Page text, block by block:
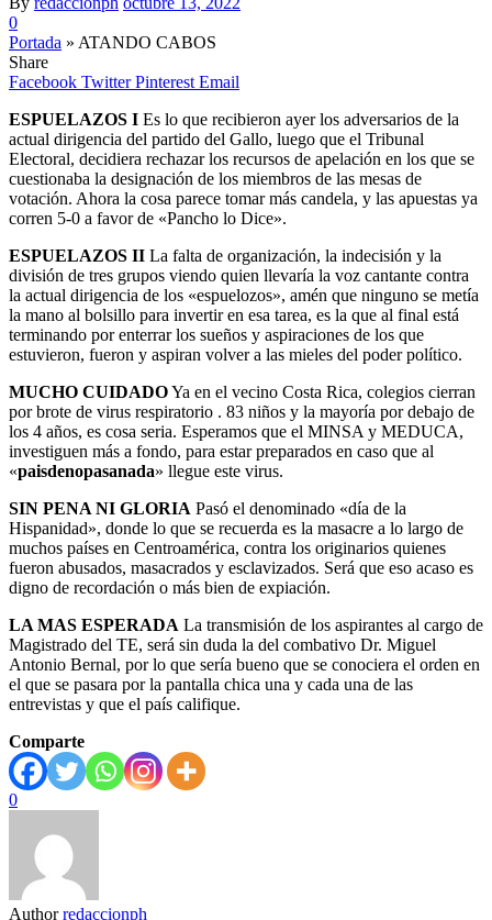
0
Portada » ATANDO CABOS
Share
Facebook Twitter Pinterest Email
ESPUELAZOS I Es lo que recibieron ayer los adversarios de la
actual dirigencia del partido del Gallo, luego que el Tribunal
Electoral, decidiera rechazar los recursos de apelación en los que se
cuestionaba la designación de los miembros de las mesas de
votación. Ahora la cosa parece tomar más candela, y las apuestas ya
corren 5-0 a favor de «Pancho lo Dice».
ESPUELAZOS II La falta de organización, la indecisión y la
división de tres grupos viendo quien llevaría la voz cantante contra
la actual dirigencia de los «espuelozos», amén que ninguno se metía
la mano al bolsillo para invertir en esa tarea, es la que al final está
terminando por enterrar los sueños y aspiraciones de los que
estuvieron, fueron y aspiran volver a las mieles del poder político.
MUCHO CUIDADOYa en el vecino Costa Rica, colegios cierran
por brote de virus respiratorio . 83 niños y la mayoría por debajo de
los 4 años, es cosa seria. Esperamos que el MINSA y MEDUCA,
investiguen más a fondo, para estar preparados en caso que al
«paisdenopasanada» llegue este virus.
SIN PENA NI GLORIA Pasó el denominado «día de la
Hispanidad», donde lo que se recuerda es la masacre a lo largo de
muchos países en Centroamérica, contra los originarios quienes
fueron abusados, masacrados y esclavizados. Será que eso acaso es
digno de recordación o más bien de expiación.
LA MAS ESPERADA La transmisión de los aspirantes al cargo de
Magistrado del TE, será sin duda la del combativo Dr. Miguel
Antonio Bernal, por lo que sería bueno que se conociera el orden en
el que se pasara por la pantalla chica una y cada una de las
entrevistas y que el país califique.
Comparte
0
Author redaccionph